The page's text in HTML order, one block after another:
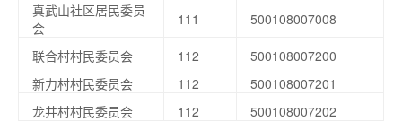
真武山社区居民委员
会
111 500108007008
联合村村民委员会 112
500108007200
新力村村民委员会
112
500108007201
龙井村村民委员会
112
500108007202